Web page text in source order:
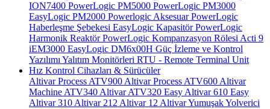
ION7400 PowerLogic PM5000 PowerLogic PM3000
EasyLogic PM2000 Powerlogic AksesuarPowerLogic
Haberleşme Şebekesi EasyLogic KapasitörPowerLogic
Harmonik ReaktörPowerLogic Kompanzasyon Rölesi Acti 9
iEM3000 EasyLogic DM6x00H Güç İzleme ve Kontrol
Yazılımı Yalıtım Monitörleri RTU - Remote Terminal Unit
Hız Kontrol Cihazları & Sürücüler
Altivar Process ATV900 Altivar Process ATV600 Altivar
Machine ATV340 Altivar ATV320 Easy Altivar 610 Easy
Altivar 310 Altivar 212 Altivar 12 Altivar Yumuşak Yolverici